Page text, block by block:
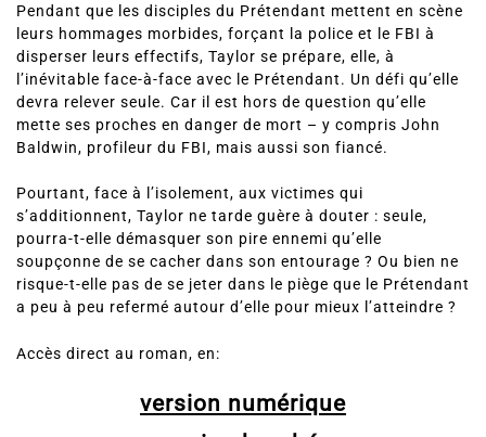
Pendant que les disciples du Prétendant mettent en scène
leurs hommages morbides, forçant la police et le FBI à
disperser leurs effectifs, Taylor se prépare, elle, à
l’inévitable face-à-face avec le Prétendant. Un défi qu’elle
devra relever seule. Car il est hors de question qu’elle
mette ses proches en danger de mort – y compris John
Baldwin, profileur du FBI, mais aussi son fiancé.
Pourtant, face à l’isolement, aux victimes qui
s’additionnent, Taylor ne tarde guère à douter : seule,
pourra-t-elle démasquer son pire ennemi qu’elle
soupçonne de se cacher dans son entourage ? Ou bien ne
risque-t-elle pas de se jeter dans le piège que le Prétendant
a peu à peu refermé autour d’elle pour mieux l’atteindre ?
Accès direct au roman, en:
version numérique